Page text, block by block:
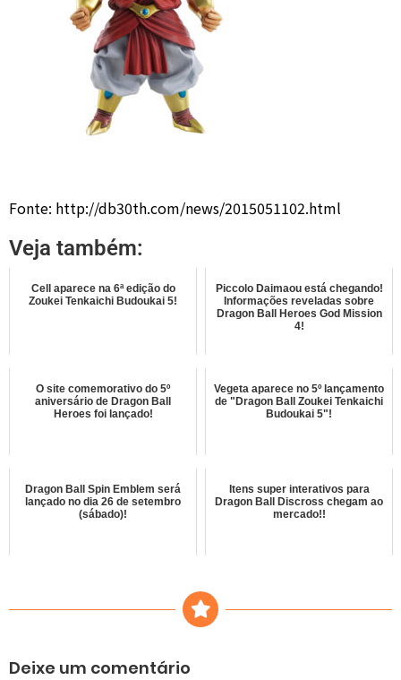
Fonte: http://db30th.com/news/2015051102.html
Veja também:
Cell aparece na 6ª edição do
Zoukei Tenkaichi Budoukai 5!
Piccolo Daimaou está chegando!
Informações reveladas sobre
Dragon Ball Heroes God Mission
4!
O site comemorativo do 5º
aniversário de Dragon Ball
Heroes foi lançado!
Vegeta aparece no 5º lançamento
de "Dragon Ball Zoukei Tenkaichi
Budoukai 5"!
Dragon Ball Spin Emblem será
lançado no dia 26 de setembro
(sábado)!
Itens super interativos para
Dragon Ball Discross chegam ao
mercado!!
Deixe um comentário